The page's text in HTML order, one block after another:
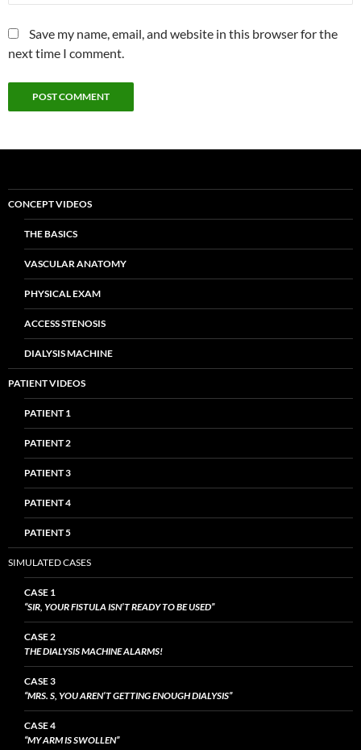
Save my name, email, and website in this browser for the
next time I comment.
CONCEPT VIDEOS
THE BASICS
VASCULAR ANATOMY
PHYSICAL EXAM
ACCESS STENOSIS
DIALYSIS MACHINE
PATIENT VIDEOS
PATIENT 1
PATIENT 2
PATIENT 3
PATIENT 4
PATIENT 5
SIMULATED CASES
CASE 1
“SIR, YOUR FISTULA ISN’T READY TO BE USED”
CASE 2
THE DIALYSIS MACHINE ALARMS!
CASE 3
“MRS. S, YOU AREN’T GETTING ENOUGH DIALYSIS”
CASE 4
“MY ARM IS SWOLLEN”